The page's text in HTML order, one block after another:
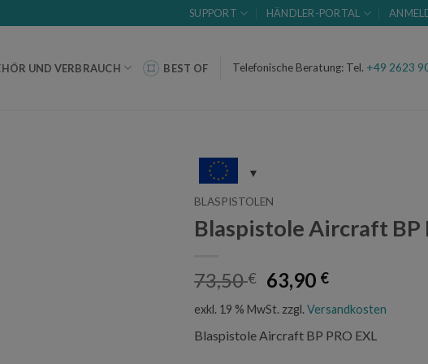
SUPPORT HÄNDLER-PORTAL
UND VERBRAUCH BEST OF Telefonische Beratung: Tel. +49 2623
BLASPISTOLEN
Blaspistole Aircraft BP
73,50€ Ursprünglicher
Preis
war:
73,50 €
63,90 €Aktueller
ist:
63,90 €.
exkl. 19 % MwSt. zzgl. Versandkosten
Blaspistole Aircraft BP PRO EXL